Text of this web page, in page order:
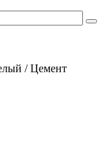
/ Цемент